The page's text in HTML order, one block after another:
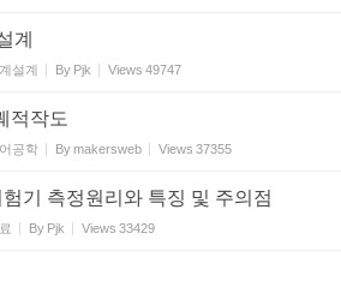
계
설계 By Pjk Views 49747
적작도
공학 Bymakersweb Views 37355
기 측정원리와 특징 및 주의점
By Pjk Views 33429